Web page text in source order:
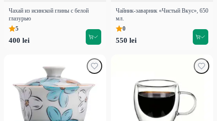
Чахай из исинской глины с белой
глазурью
5
400 lei
Чайник-заварник «Чистый Вкус», 650
мл.
0
550 lei